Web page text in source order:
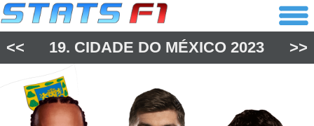
<< 19. CIDADE DO MÉXICO 2023 >>